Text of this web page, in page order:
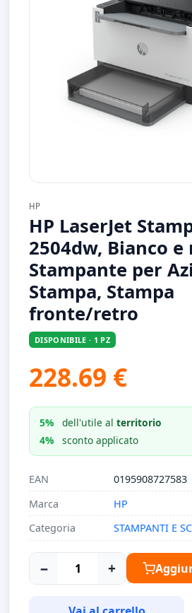
HP
HP LaserJet
2504dw, Bianco e
Stampante per
Stampa, Stampa
fronte/retro
DISPONIBILE · 1 PZ
228.69 €
5% dell'utile alterritorio
4%
sconto applicato
EAN
0195908727583
Marca
HP
Categoria
STAMPANTI E
− +